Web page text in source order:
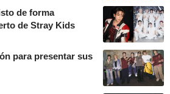
de forma
de Stray Kids
para presentar sus